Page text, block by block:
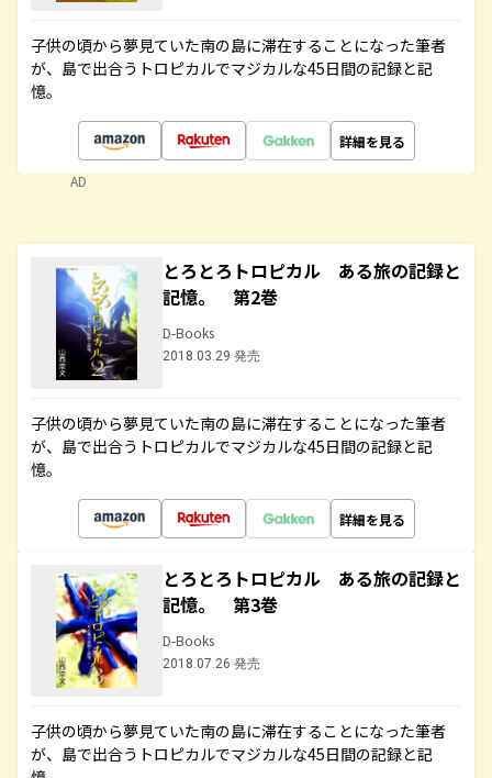
子供の頃から夢見ていた南の島に滞在することになった筆者
が、島で出合うトロピカルでマジカルな45日間の記録と記
憶。
詳細を見る
AD
とろとろトロピカル ある旅の記録と
記憶。 第2巻
D-Books
2018.03.29 発売
子供の頃から夢見ていた南の島に滞在することになった筆者
が、島で出合うトロピカルでマジカルな45日間の記録と記
憶。
詳細を見る
とろとろトロピカル ある旅の記録と
記憶。 第3巻
D-Books
2018.07.26 発売
子供の頃から夢見ていた南の島に滞在することになった筆者
が、島で出合うトロピカルでマジカルな45日間の記録と記